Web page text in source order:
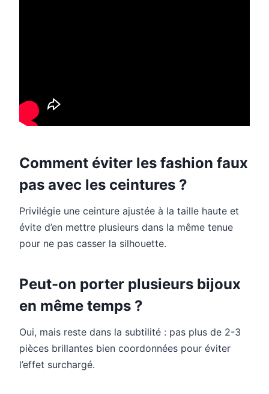
Comment éviter les fashion faux
pas avec les ceintures ?
Privilégie une ceinture ajustée à la taille haute et
évite d’en mettre plusieurs dans la même tenue
pour ne pas casser la silhouette.
Peut-on porter plusieurs bijoux
en même temps ?
Oui, mais reste dans la subtilité : pas plus de 2-3
pièces brillantes bien coordonnées pour éviter
l’effet surchargé.